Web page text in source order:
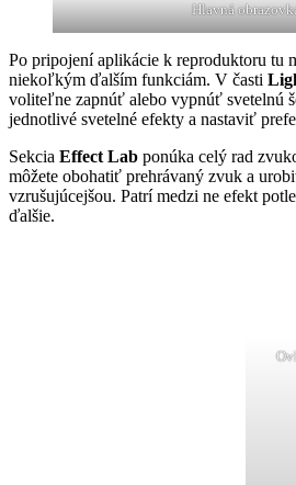
Hlavná
Po pripojení aplikácie k reproduktoru tu
niekoľkým ďalším funkciám. V časti
voliteľne zapnúť alebo vypnúť svetelnú
jednotlivé svetelné efekty a nastaviť
Sekcia Effect Lab ponúka celý rad
môžete obohatiť prehrávaný zvuk a
vzrušujúcejšou. Patrí medzi ne efekt
ďalšie.